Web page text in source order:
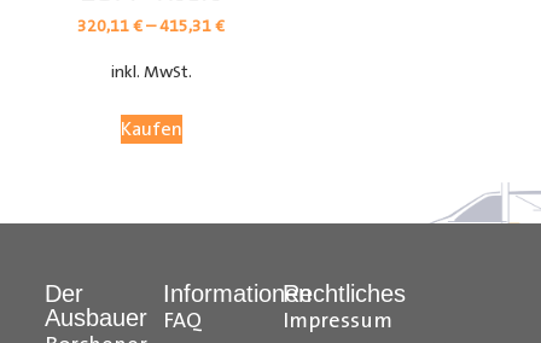
320,11€–415,31€
inkl. MwSt.
Kaufen
Der
Ausbauer
Informationen
FAQ
Rechtliches
Impressum